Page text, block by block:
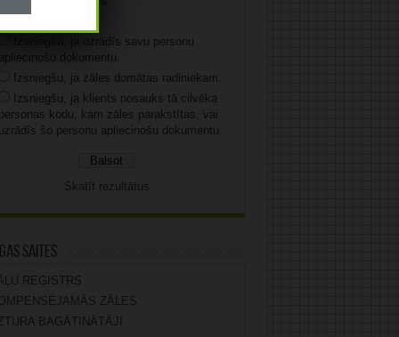
Izsniegšu, ja uzrādīs savu personu
dokumentu.
Izsniegšu, ja zāles domātas radiniekam.
Izsniegšu, ja klients nosauks tā cilvēka
kodu, kam zāles parakstītas, vai
šo personu apliecinošu dokumentu.
Skatīt rezultātus
saites
REĢISTRS
ZĀLES
BAGĀTINĀTĀJI